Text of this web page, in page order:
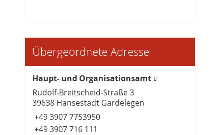
Übergeordnete Adresse
Haupt- und Organisationsamt
Rudolf-Breitscheid-Straße 3
39638 Hansestadt Gardelegen
+49 3907 7753950
+49 3907 716 111